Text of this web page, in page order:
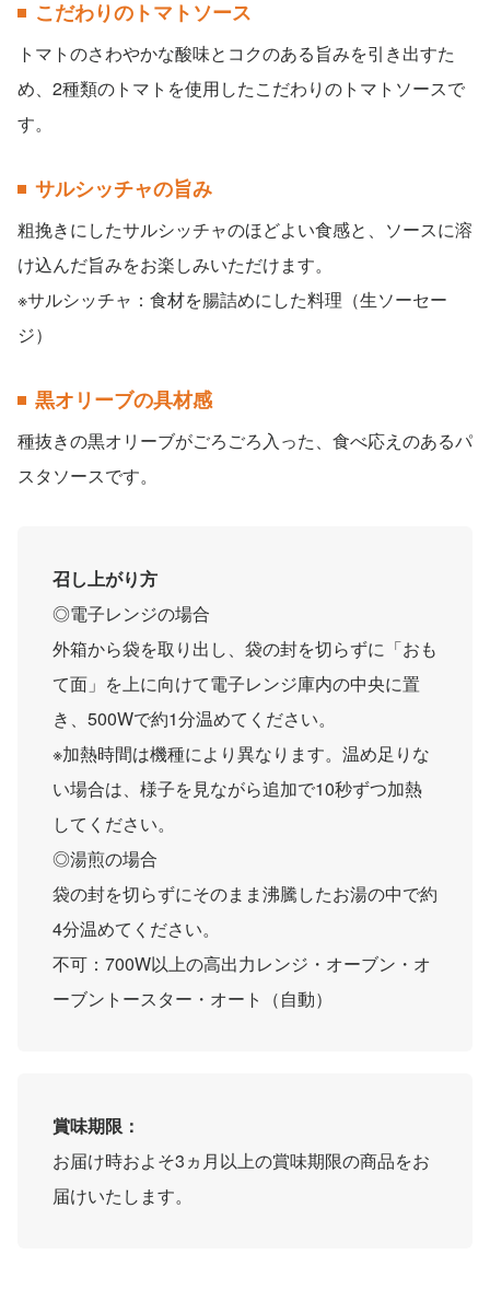
こだわりのトマトソース
トマトのさわやかな酸味とコクのある旨みを引き出すた
め、2種類のトマトを使用したこだわりのトマトソースで
す。
サルシッチャの旨み
粗挽きにしたサルシッチャのほどよい食感と、ソースに溶
け込んだ旨みをお楽しみいただけます。
※サルシッチャ：食材を腸詰めにした料理（生ソーセー
ジ）
黒オリーブの具材感
種抜きの黒オリーブがごろごろ入った、食べ応えのあるパ
スタソースです。
召し上がり方
◎電子レンジの場合
外箱から袋を取り出し、袋の封を切らずに「おも
て面」を上に向けて電子レンジ庫内の中央に置
き、500Wで約1分温めてください。
※加熱時間は機種により異なります。温め足りな
い場合は、様子を見ながら追加で10秒ずつ加熱
してください。
◎湯煎の場合
袋の封を切らずにそのまま沸騰したお湯の中で約
4分温めてください。
不可：700W以上の高出力レンジ・オーブン・オ
ーブントースター・オート（自動）
賞味期限：
お届け時およそ3ヵ月以上の賞味期限の商品をお
届けいたします。